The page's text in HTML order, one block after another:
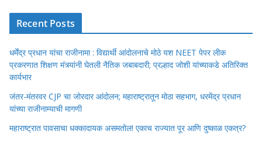
Recent Posts
धर्मेंद्र प्रधान यांचा राजीनामा : विद्यार्थी आंदोलनाचे मोठे यश NEET पेपर लीक
प्रकरणात शिक्षण मंत्र्यांनी घेतली नैतिक जबाबदारी; प्रल्हाद जोशी यांच्याकडे अतिरिक्त
कार्यभार
जंतर-मंतरवर CJP चा जोरदार आंदोलन; महाराष्ट्रातून मोठा सहभाग, धरमेंद्र प्रधान
यांच्या राजीनाम्याची मागणी
महाराष्ट्रात पावसाचा धक्कादायक असमतोल! एकाच राज्यात पूर आणि दुष्काळ एकत्र?